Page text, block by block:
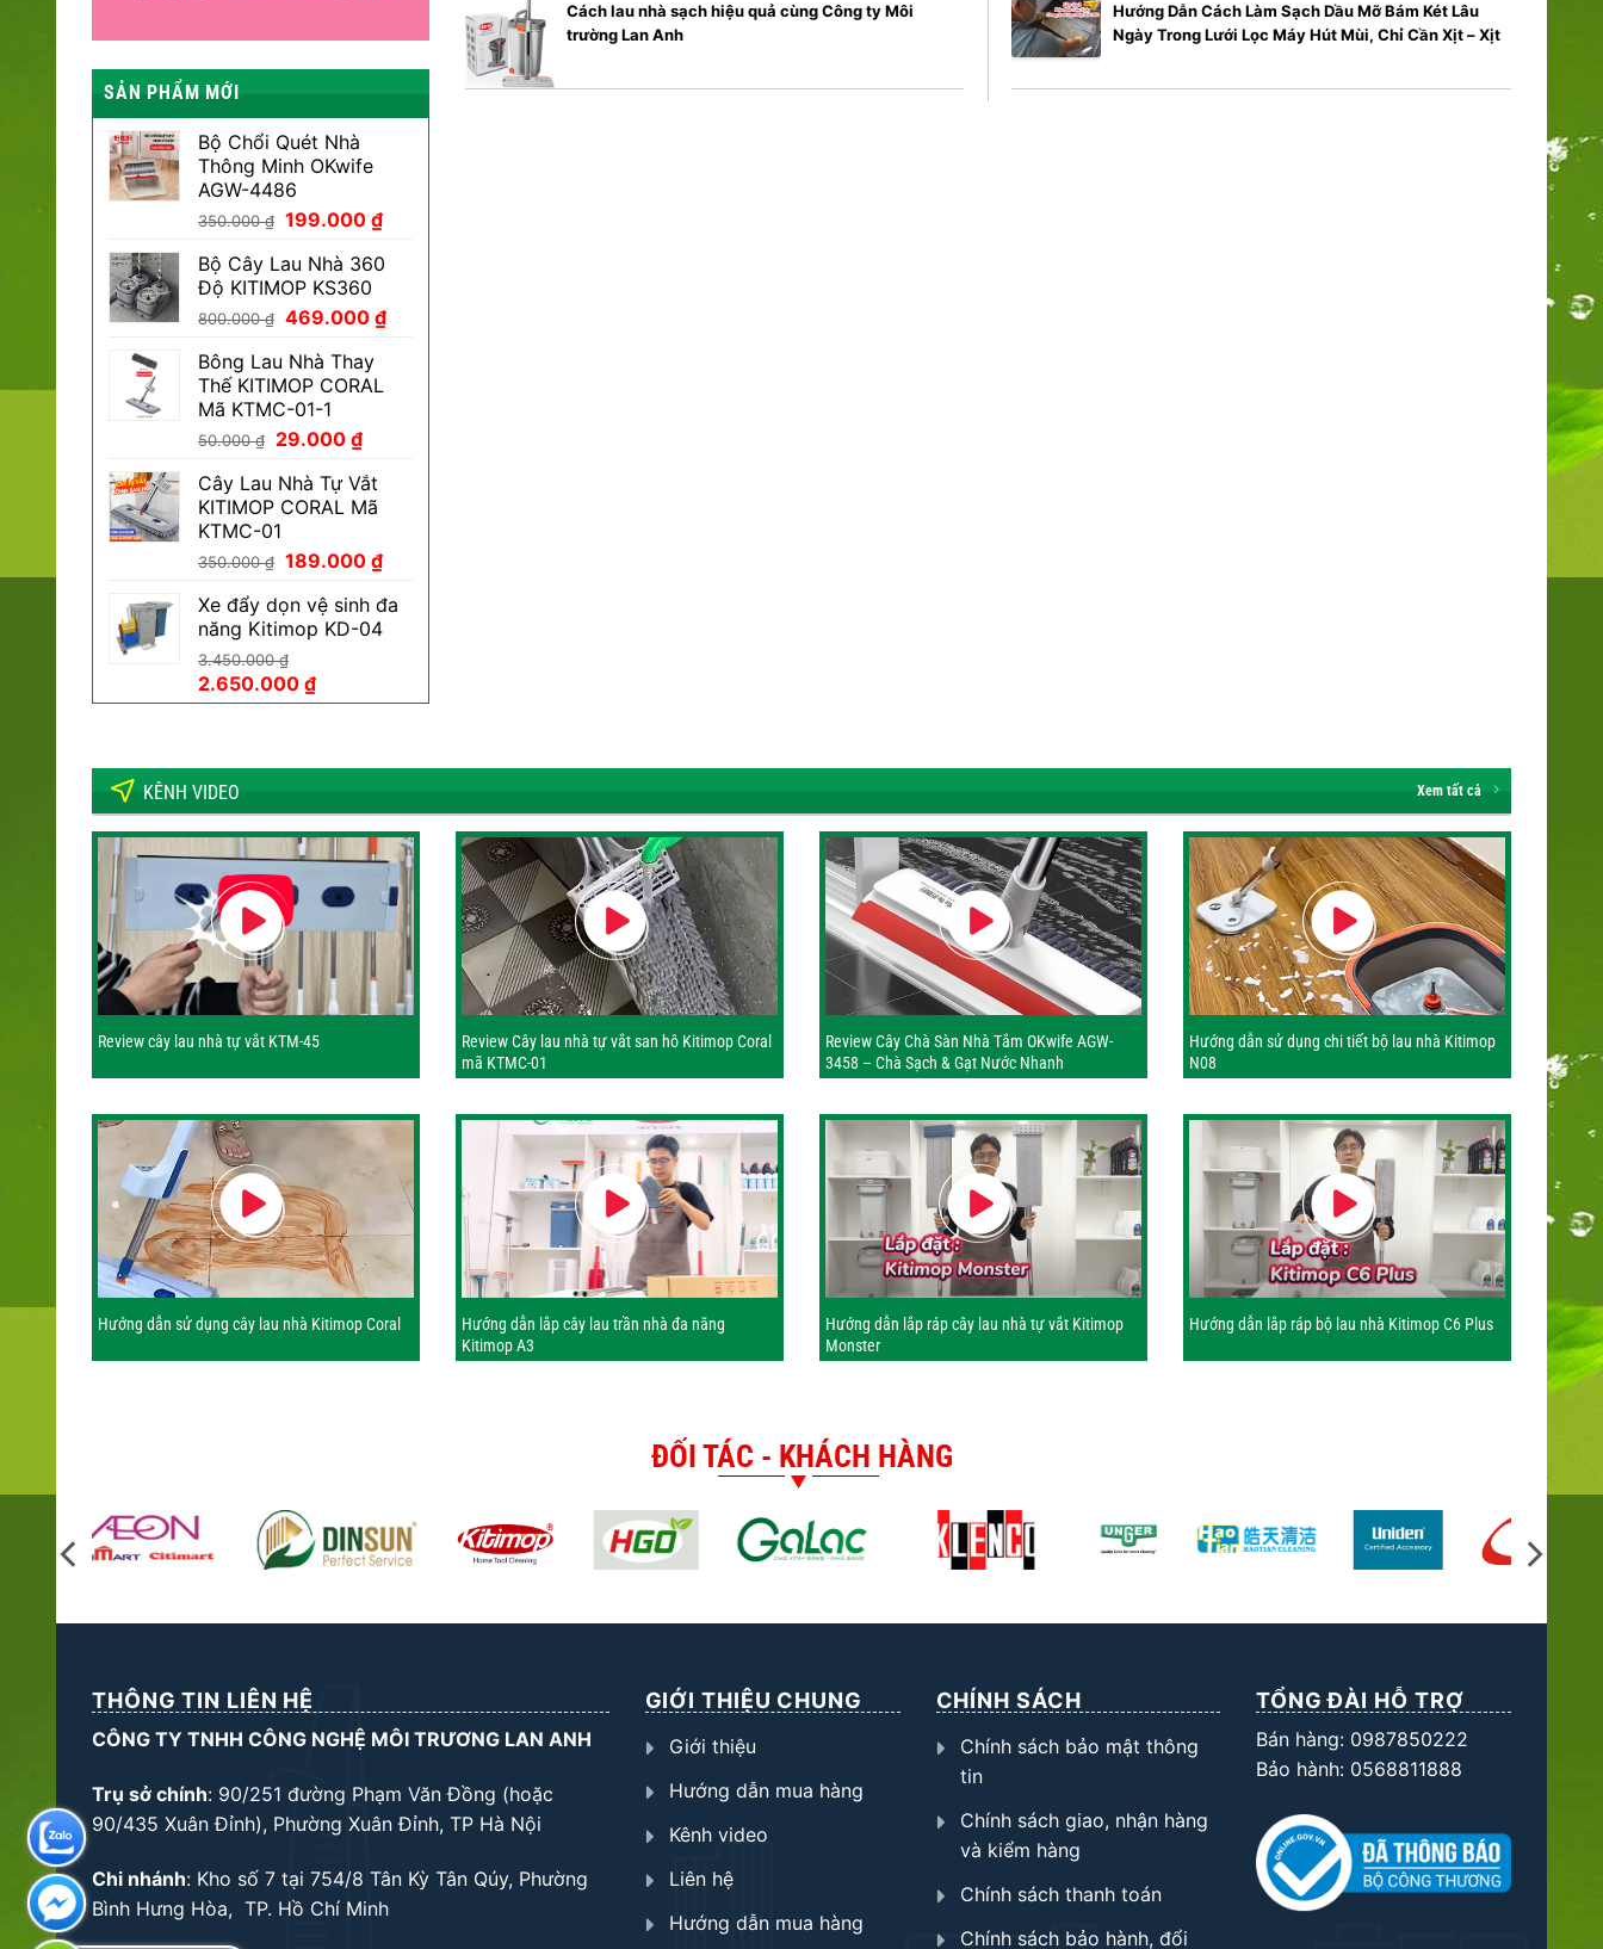
SẢN PHẨM MỚI
Bộ Chổi Quét Nhà
Thông Minh OKwife
AGW-4486
350.000₫ Giá
là:
350.000 ₫.
199.000 ₫Giá
tại
199.000 ₫.
Bộ Cây Lau Nhà 360
Độ KITIMOP KS360
800.000₫ Giá
là:
800.000 ₫.
469.000 ₫Giá
Bông Lau Nhà Thay
Thế KITIMOP CORAL
Mã KTMC-01-1
50.000₫
Giá
là:
50.000 ₫.
29.000 ₫Giá
tại
là:
Cây Lau Nhà Tự Vắt
KITIMOP CORAL Mã
KTMC-01
350.000₫ Giá
là:
350.000 ₫.
189.000 ₫Giá
tại
là:
Xe đẩy dọn vệ sinh đa
năng Kitimop KD-04
3.450.000₫
Giá
gốc
2.650.000 ₫Giá
hiện
Cách lau nhà sạch hiệu quả cùng Công ty Môi
trường Lan Anh
Hướng Dẫn Cách Làm Sạch Dầu Mỡ Bám Két Lâu
Ngày Trong Lưới Lọc Máy Hút Mùi, Chỉ Cần Xịt – Xịt
KÊNH VIDEO Xem tất cả
Review cây lau nhà tự vắt KTM-45
Review Cây lau nhà tự vắt san hô Kitimop Coral
mã KTMC-01
Review Cây Chà Sàn Nhà Tắm OKwife AGW-
3458 – Chà Sạch & Gạt Nước Nhanh
Hướng dẫn sử dụng chi tiết bộ lau nhà Kitimop
N08
Hướng dẫn sử dụng cây lau nhà Kitimop Coral
Hướng dẫn lắp cây lau trần nhà đa năng
Kitimop A3
Hướng dẫn lắp ráp cây lau nhà tự vắt Kitimop
Monster
Hướng dẫn lắp ráp bộ lau nhà Kitimop C6 Plus
ĐỐI TÁC - KHÁCH HÀNG
THÔNG TIN LIÊN HỆ
CÔNG TY TNHH CÔNG NGHỆ MÔI TRƯƠNG LAN ANH
Trụ sở chính: 90/251 đường Phạm Văn Đồng (hoặc
90/435 Xuân Đỉnh), Phường Xuân Đỉnh, TP Hà Nội
Chi nhánh: Kho số 7 tại 754/8 Tân Kỳ Tân Qúy, Phường
Bình Hưng Hòa, TP. Hồ Chí Minh
GIỚI THIỆU CHUNG
Giới thiệu
Hướng dẫn mua hàng
Kênh video
Liên hệ
Hướng dẫn mua hàng
CHÍNH SÁCH
Chính sách bảo mật thông
tin
Chính sách giao, nhận hàng
và kiểm hàng
Chính sách thanh toán
Chính sách bảo hành, đổi
TỔNG ĐÀI HỖ TRỢ
Bán hàng: 0987850222
Bảo hành: 0568811888